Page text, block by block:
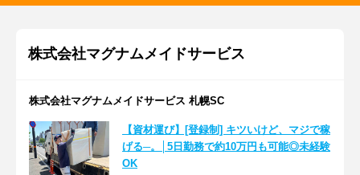
株式会社マグナムメイドサービス
株式会社マグナムメイドサービス 札幌SC
【資材運び】[登録制] キツいけど、マジで稼
げる─。│5日勤務で約10万円も可能◎未経験
OK